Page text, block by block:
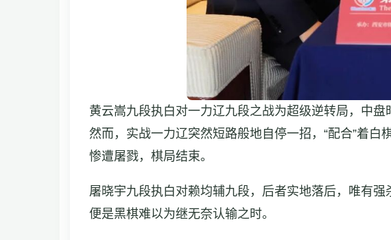
黄云嵩九段执白对一力辽九段之战为超级逆转局，中
然而，实战一力辽突然短路般地自停一招，“配合”着
惨遭屠戮，棋局结束。
屠晓宇九段执白对赖均辅九段，后者实地落后，唯有
便是黑棋难以为继无奈认输之时。